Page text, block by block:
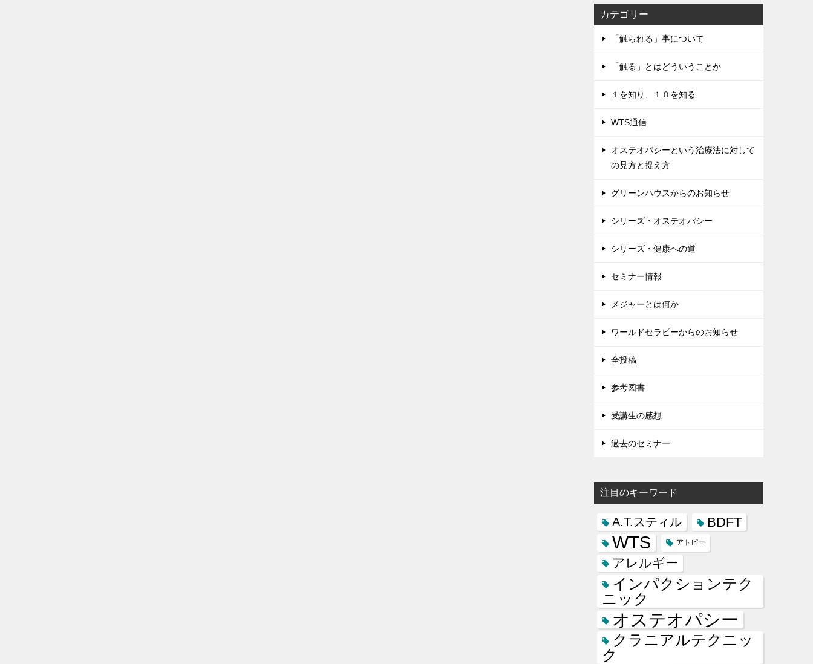
カテゴリー
「触られる」事について
「触る」とはどういうことか
１を知り、１０を知る
WTS通信
オステオパシーという治療法に対して
の見方と捉え方
グリーンハウスからのお知らせ
シリーズ・オステオパシー
シリーズ・健康への道
セミナー情報
メジャーとは何か
ワールドセラピーからのお知らせ
全投稿
参考図書
受講生の感想
過去のセミナー
注目のキーワード
A.T.スティル BDFT
WTS アトピー
アレルギー
インパクションテク
ニック
オステオパシー
クラニアルテクニッ
ク